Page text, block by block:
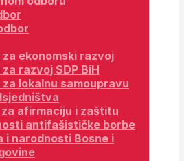
ekonomski razvoj
razvoj SDP BiH
lokalnu samoupravu
afirmaciju i zaštitu
antifašističke borbe
i narodnosti Bosne i